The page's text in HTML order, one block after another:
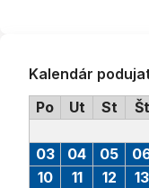
Kalendár
Po
Ut St Št
03
04 05
10
11 12 13